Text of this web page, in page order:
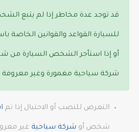
قد توجد عدة مخاطر إذا لم يتبع
للسيارة القواعد والقوانين الخاصة
أو إذا استأجر الشخص السيارة من
شركة سياحية مغمورة وغير معروفة
التعرض للنصب أو الاحتيال إذا تم
شخص أو شركة سياحية غير